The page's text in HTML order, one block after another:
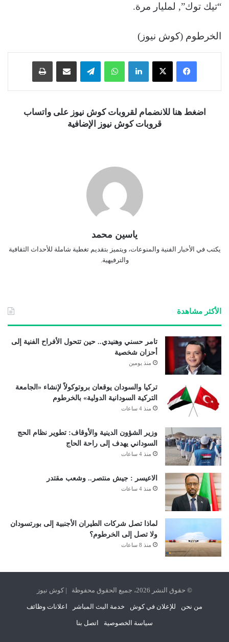
“تيك توك”, لمليار مرة.
الخرطوم (كوش نيوز)
فيسبوك ‫X لينكدإن واتساب تيلقرام
اضغط هنا للانضمام لقروبات كوش نيوز على واتساب
قروبات كوش نيوز الإضافية
ياسين محمد
يكتب في الأخبار الفنية والمنوعات، ويتميز بتقديم تغطية شاملة للأحداث الثقافية
والترفيهية.
الأكثر مشاهدة
تامر حسني وهنيدي.. حين تتحول الأفراح الفنية إلى
أحزان شخصية
منذ يومين
تركيا والسودان يوقعان بروتوكولاً لإنشاء «الجامعة
التركية السودانية الدولية» بالخرطوم
منذ 4 ساعات
وزير الشؤون الدينية والأوقاف: تطوير نظام الحج
السوداني يهدف إلى راحة الحاج
منذ 4 ساعات
الاعيسر : جيش منتصر.. وشعب مقتدر
منذ 4 ساعات
لماذا تصل شركات الطيران الأجنبية إلى بورتسودان
ولا تصل إلى الخرطوم؟
منذ 8 ساعات
© حقوق النشر 2026، جميع الحقوق محفوظة | كوش نيوز
من نحن للإعلان في كوش خدمة البث المباشر اعلانات وظائف
سياسة الخصوصية اتصل بنا